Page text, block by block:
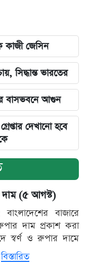
কাজী জেসিন
সিদ্ধান্ত ভারতের
বাসভবনে আগুন
দেখানো হবে
দাম (৫ আগস্ট)
বাজারে
দাম প্রকাশ করা
স্বর্ণ ও রুপার দামে
বিস্তারিত